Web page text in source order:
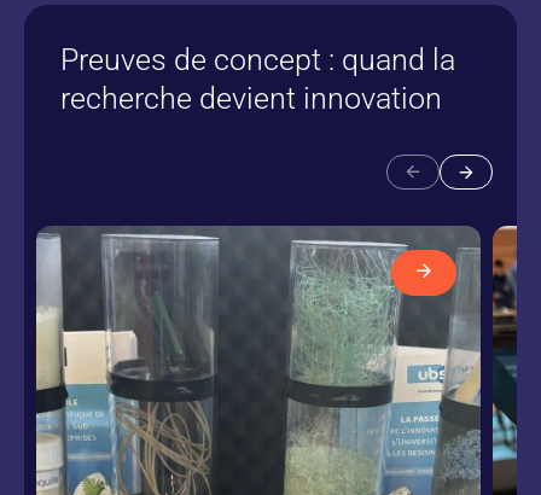
Preuves de concept : quand la
recherche devient innovation